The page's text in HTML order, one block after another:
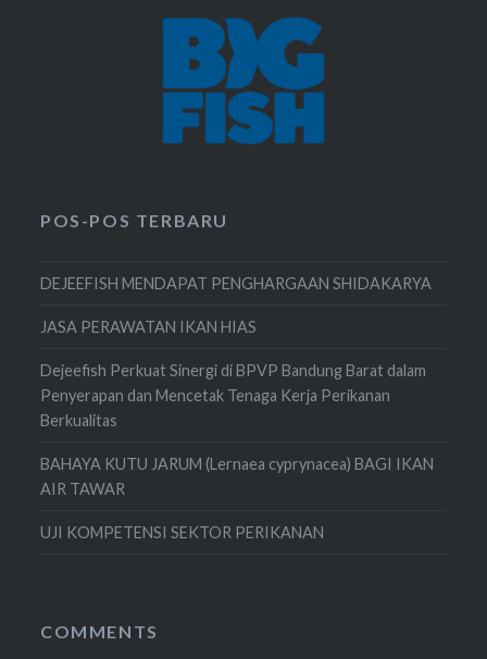
POS-POS TERBARU
DEJEEFISH MENDAPAT PENGHARGAAN SHIDAKARYA
JASA PERAWATAN IKAN HIAS
Dejeefish Perkuat Sinergi di BPVP Bandung Barat dalam
Penyerapan dan Mencetak Tenaga Kerja Perikanan
Berkualitas
BAHAYA KUTU JARUM (Lernaea cyprynacea) BAGI IKAN
AIR TAWAR
UJI KOMPETENSI SEKTOR PERIKANAN
COMMENTS